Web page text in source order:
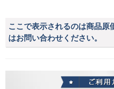
ここで表示されるのは商品原
はお問い合わせください。